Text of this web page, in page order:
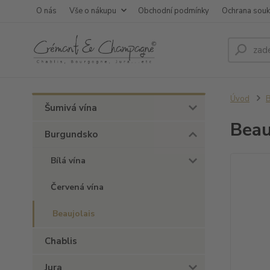
O nás Vše o nákupu Obchodní podmínky Ochrana
Šumivá vína
Burgundsko
Bílá vína
Červená vína
Beaujolais
Chablis
Jura
Úvod